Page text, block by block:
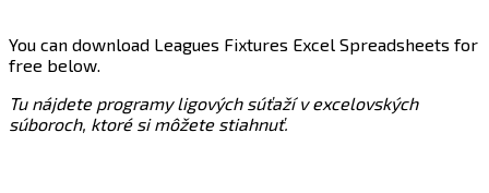
You can download Leagues Fixtures Excel Spreadsheets for
free below.
Tu nájdete programy ligových súťaží v excelovských
súboroch, ktoré si môžete stiahnuť.